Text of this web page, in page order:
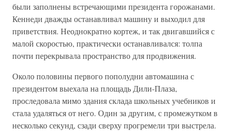
были заполнены встречающими президента горожанами.
Кеннеди дважды останавливал машину и выходил для
приветствия. Неоднократно кортеж, и так двигавшийся с
малой скоростью, практически останавливался: толпа
почти перекрывала пространство для продвижения.
Около половины первого пополудни автомашина с
президентом выехала на площадь Дили-Плаза,
проследовала мимо здания склада школьных учебников и
стала удаляться от него. Один за другим, с промежутком в
несколько секунд, сзади сверху прогремели три выстрела.